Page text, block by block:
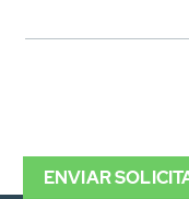
ENVIAR